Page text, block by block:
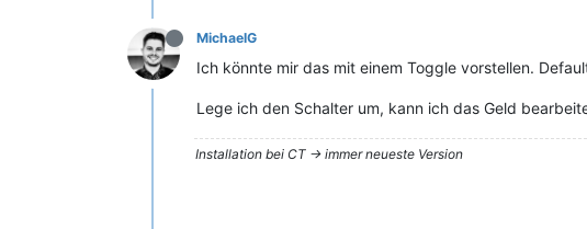
MichaelG
Ich könnte mir das mit einem Toggle vorstellen.
Lege ich den Schalter um, kann ich das Geld
Installation bei CT -> immer neueste Version